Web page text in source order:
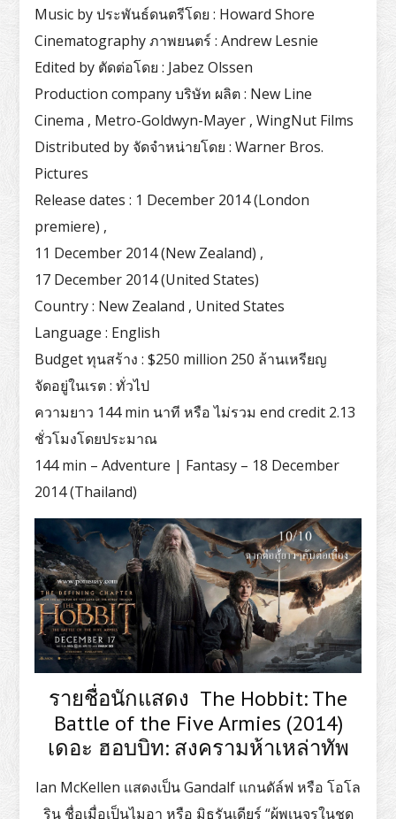
Music by ประพันธ์ดนตรีโดย : Howard Shore
Cinematography ภาพยนตร์ : Andrew Lesnie
Edited by ตัดต่อโดย : Jabez Olssen
Production company บริษัท ผลิต : New Line
Cinema , Metro-Goldwyn-Mayer , WingNut Films
Distributed by จัดจำหน่ายโดย : Warner Bros.
Pictures
Release dates : 1 December 2014 (London
premiere) ,
11 December 2014 (New Zealand) ,
17 December 2014 (United States)
Country : New Zealand , United States
Language : English
Budget ทุนสร้าง : $250 million 250 ล้านเหรียญ
จัดอยู่ในเรต : ทั่วไป
ความยาว 144 min นาที หรือ ไม่รวม end credit 2.13
ชั่วโมงโดยประมาณ
144 min – Adventure | Fantasy – 18 December
2014 (Thailand)
รายชื่อนักแสดง The Hobbit: The
Battle of the Five Armies (2014)
เดอะ ฮอบบิท: สงครามห้าเหล่าทัพ
Ian McKellen แสดงเป็น Gandalf แกนดัล์ฟ หรือ โอโล
ริน ชื่อเมื่อเป็นไมอา หรือ มิธรันเดียร์ “ผู้พเนจรในชุด